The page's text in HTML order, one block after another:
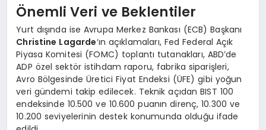
Önemli Veri ve Beklentiler
Yurt dışında ise Avrupa Merkez Bankası (ECB) Başkanı
Christine Lagarde‘ın açıklamaları, Fed Federal Açık
Piyasa Komitesi (FOMC) toplantı tutanakları, ABD’de
ADP özel sektör istihdam raporu, fabrika siparişleri,
Avro Bölgesinde Üretici Fiyat Endeksi (ÜFE) gibi yoğun
veri gündemi takip edilecek. Teknik açıdan BIST 100
endeksinde 10.500 ve 10.600 puanın direnç, 10.300 ve
10.200 seviyelerinin destek konumunda olduğu ifade